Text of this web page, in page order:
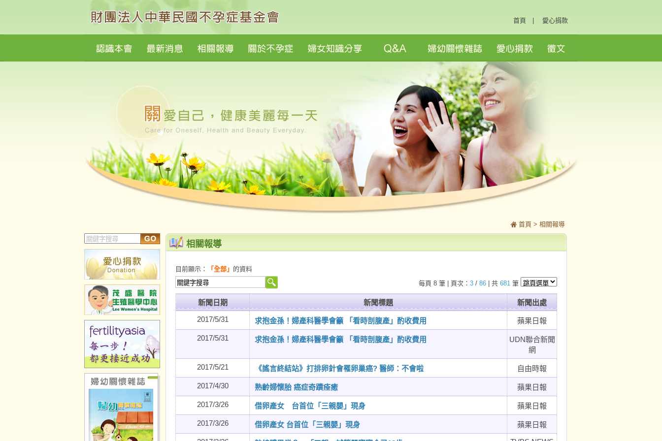
首頁 愛心捐款
首頁 > 相關報導
相關報導
目前顯示： 「全部」 的資料
每頁 8 筆 | 頁次： 3 / 86 | 共 681 筆
新聞日期 新聞標題
新聞出處
2017/5/31
求抱金孫！婦產科醫學會籲 「看時剖腹產」酌收費用 蘋果日報
2017/5/31 求抱金孫！婦產科醫學會籲 「看時剖腹產」酌收費用
UDN聯合新聞
網
2017/5/21 《謠言終結站》打排卵針會罹卵巢癌? 醫師：不會啦 自由時報
2017/4/30 熟齡婦懷胎 癌症奇蹟痊癒 蘋果日報
2017/3/26 借卵產女 台首位「三親嬰」現身 蘋果日報
2017/3/26 借卵產女 台首位「三親嬰」現身 蘋果日報